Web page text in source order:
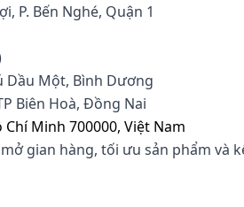
P. Bến Nghé, Quận 1
Dầu Một, Bình Dương
Biên Hoà, Đồng Nai
Minh 700000, Việt Nam
gian hàng, tối ưu sản phẩm